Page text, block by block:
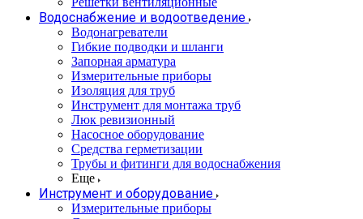
Водоснабжение и водоотведение
Водонагреватели
Гибкие подводки и шланги
Запорная арматура
Измерительные приборы
Изоляция для труб
Инструмент для монтажа труб
Люк ревизионный
Насосное оборудование
Средства герметизации
Трубы и фитинги для водоснабжения
Еще
Инструмент и оборудование
Измерительные приборы